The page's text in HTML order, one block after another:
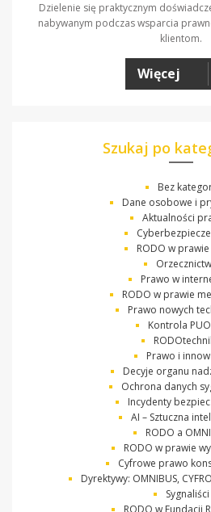
Dzielenie się praktycznym
nabywanym podczas wsparcia
klientom.
Więcej
Szukaj po
Bez
Dane osobowe i
Aktualności
RODO w
Prawo w
RODO w prawie
Prawo nowych
Kontrola
Prawo i
Decyje organu
Ochrona danych
Incydenty
AI – Sztuczna
RODO a
RODO w prawie
Cyfrowe prawo
Dyrektywy: OMNIBUS,
Sygnaliści